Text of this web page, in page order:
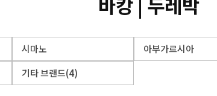
시마노 아부가르시아
기타 브랜드(4)